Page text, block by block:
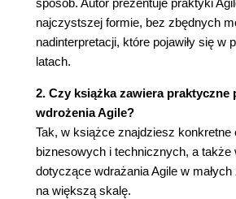
Transformacja 138
Nauczanie 143
Certyfikacja 144
Narzędzia 148
Nauczanie - inny punkt widzenia
Wnioski (wraca Bob) 163
Rozdział 7. Rzemieślnictwo 165
Kac po Agile 167
sposób. Autor prezentuje praktyki
najczystszej formie, bez zbędnych
nadinterpretacji, które pojawiły się w
latach.
2. Czy książka zawiera praktyczne
wdrożenia Agile?
Tak, w książce znajdziesz konkretne
biznesowych i technicznych, a także
dotyczące wdrażania Agile w małych
na większą skalę.